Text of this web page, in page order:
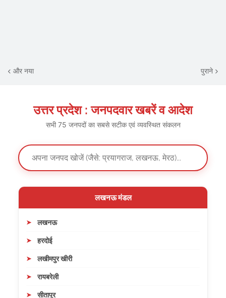
और नया पुराने
उत्तर प्रदेश : जनपदवार खबरें व आदेश
सभी 75 जनपदों का सबसे सटीक एवं व्यवस्थित संकलन
लखनऊ मंडल
लखनऊ
हरदोई
लखीमपुर खीरी
रायबरेली
सीतापुर